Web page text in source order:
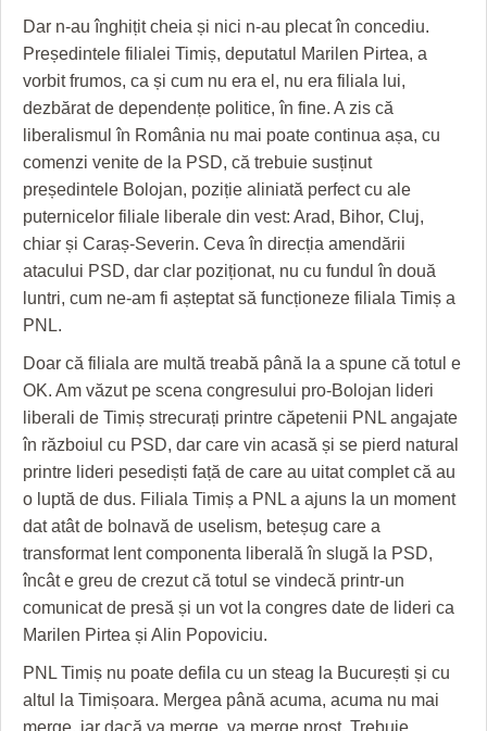
FARMACII DIN TIMIŞOARA
HARTA TIMIŞOAREI
LICEE, ŞCOLI ŞI GRĂDINIŢE DIN TIMIŞ
PRIMĂRIILE DIN TIMIŞ
SFATUL MEDICULUI
SFATURI JURIDICE
Dar n-au înghițit cheia și nici n-au plecat în concediu.
Președintele filialei Timiș, deputatul Marilen Pirtea, a
vorbit frumos, ca și cum nu era el, nu era filiala lui,
dezbărat de dependențe politice, în fine. A zis că
liberalismul în România nu mai poate continua așa, cu
comenzi venite de la PSD, că trebuie susținut
președintele Bolojan, poziție aliniată perfect cu ale
puternicelor filiale liberale din vest: Arad, Bihor, Cluj,
chiar și Caraș-Severin. Ceva în direcția amendării
atacului PSD, dar clar poziționat, nu cu fundul în două
luntri, cum ne-am fi așteptat să funcționeze filiala Timiș a
PNL.
Doar că filiala are multă treabă până la a spune că totul e
OK. Am văzut pe scena congresului pro-Bolojan lideri
liberali de Timiș strecurați printre căpetenii PNL angajate
în războiul cu PSD, dar care vin acasă și se pierd natural
printre lideri pesediști față de care au uitat complet că au
o luptă de dus. Filiala Timiș a PNL a ajuns la un moment
dat atât de bolnavă de uselism, beteșug care a
transformat lent componenta liberală în slugă la PSD,
încât e greu de crezut că totul se vindecă printr-un
comunicat de presă și un vot la congres date de lideri ca
Marilen Pirtea și Alin Popoviciu.
PNL Timiș nu poate defila cu un steag la București și cu
altul la Timișoara. Mergea până acuma, acuma nu mai